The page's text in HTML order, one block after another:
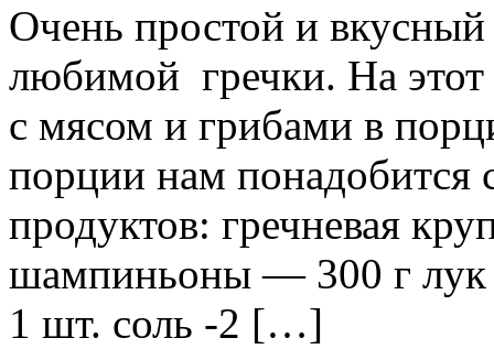
Очень простой и вкусный
любимой гречки. На этот
с мясом и грибами в
порции нам понадобится
продуктов: гречневая
шампиньоны — 300 г
1 шт. соль -2 […]